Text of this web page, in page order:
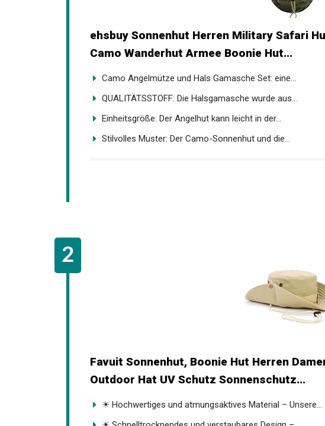
ehsbuy Sonnenhut Herren Military Safari
Camo Wanderhut Armee Boonie Hut...
Camo Angelmütze und Hals Gamasche Set: eine...
QUALITÄTSSTOFF: Die Halsgamasche wurde aus...
Einheitsgröße: Der Angelhut kann leicht in der...
Stilvolles Muster: Der Camo-Sonnenhut und die...
Favuit Sonnenhut, Boonie Hut Herren
Outdoor Hat UV Schutz Sonnenschutz...
☀ Hochwertiges und atmungsaktives Material – Unsere...